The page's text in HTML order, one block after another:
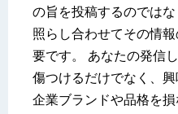
の旨を投稿するのでは
照らし合わせてその情
要です。 あなたの発信
傷つけるだけでなく、
企業ブランドや品格を損